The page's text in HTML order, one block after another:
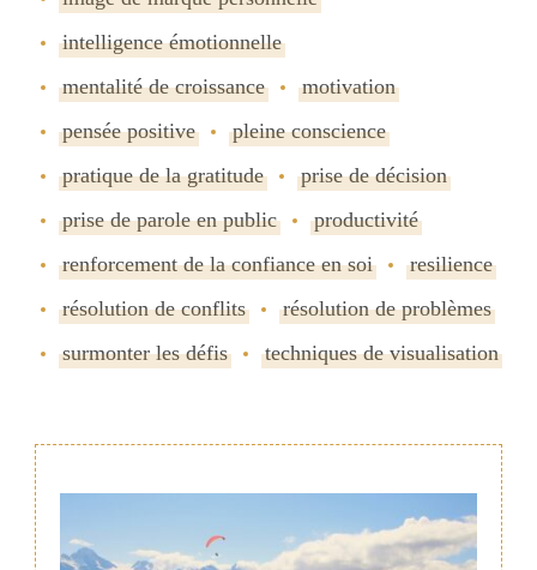
intelligence émotionnelle
mentalité de croissance
motivation
pensée positive
pleine conscience
pratique de la gratitude
prise de décision
prise de parole en public
productivité
renforcement de la confiance en soi
resilience
résolution de conflits
résolution de problèmes
surmonter les défis
techniques de visualisation
Navigation